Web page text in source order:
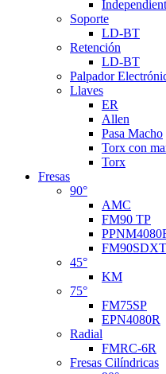
Soporte
LD-BT
Retención
LD-BT
Palpador
Llaves
ER
Allen
Pasa Macho
Torx con
Torx
Fresas
90°
AMC
FM90 TP
45°
KM
75°
FM75SP
EPN4080R
Radial
FMRC-6R
Fresas Cilíndricas